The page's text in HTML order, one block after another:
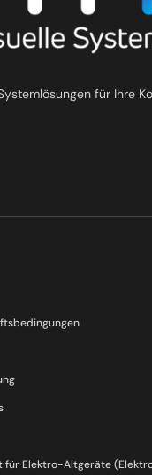
für Ihre
für Elektro-Altgeräte